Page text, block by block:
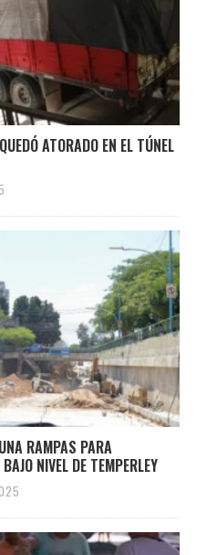
ATORADO EN EL TÚNEL
RAMPAS PARA
NIVEL DE TEMPERLEY